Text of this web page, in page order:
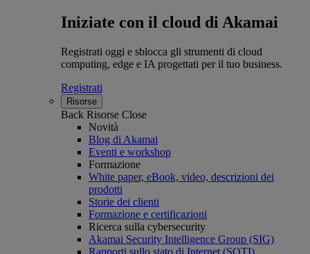
Iniziate con il cloud di Akamai
Registrati oggi e sblocca gli strumenti di cloud
computing, edge e IA progettati per il tuo business.
Registrati
Risorse
Back Risorse Close
Novità
Blog di Akamai
Eventi e workshop
Formazione
White paper, eBook, video, descrizioni dei
prodotti
Storie dei clienti
Formazione e certificazioni
Ricerca sulla cybersecurity
Akamai Security Intelligence Group (SIG)